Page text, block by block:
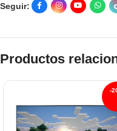
Seguir:
Productos
-